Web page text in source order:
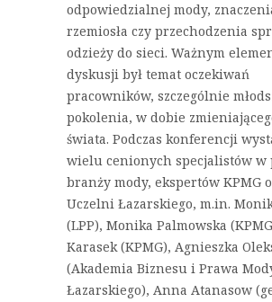
odpowiedzialnej mody,
rzemiosła czy przechodzenia
odzieży do sieci. Ważnym
dyskusji był temat oczekiwań
pracowników, szczególnie
pokolenia, w dobie
świata. Podczas konferencji
wielu cenionych specjalistów w
branży mody, ekspertów KPMG
Uczelni Łazarskiego, m.in.
(LPP), Monika Palmowska
Karasek (KPMG), Agnieszka
(Akademia Biznesu i Prawa
Łazarskiego), Anna Atanasow